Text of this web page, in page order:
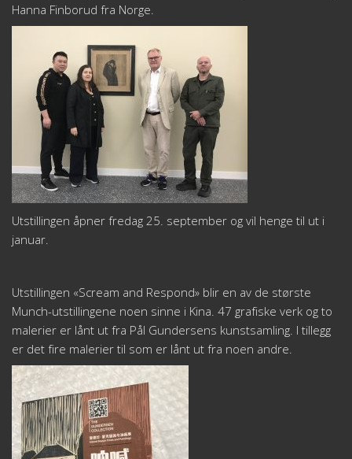
Hanna Finborud fra Norge.
Utstillingen åpner fredag 25. september og vil henge til ut i
januar.
Utstillingen «Scream and Respond» blir en av de største
Munch-utstillingene noen sinne i Kina. 47 grafiske verk og to
malerier er lånt ut fra Pål Gundersens kunstsamling. I tillegg
er det fire malerier til som er lånt ut fra noen andre.